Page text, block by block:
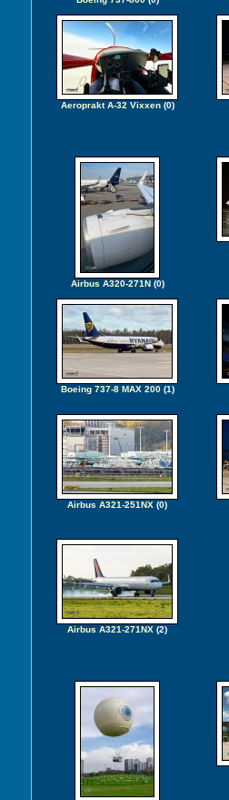
Aeroprakt A-32 Vixxen(0)
Airbus A320-271N(0)
Boeing 737-8 MAX 200(1)
Airbus A321-251NX (0)
Airbus A321-271NX (2)